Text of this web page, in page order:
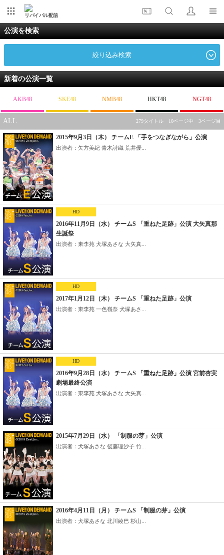
リバイバル配信
公演を検索
絞り込み検索
新着の公演一覧
AKB48 SKE48 NMB48 HKT48 NGT48
ALL 279タイトル 10ページ中 3ページ目
2015年9月3日（木） チームE 「手をつなぎながら」公演
出演者：矢方美紀 青木詩織 荒井優...
HD
2016年11月9日（水） チームS 「重ねた足跡」公演 大矢真那
生誕祭
出演者：東李苑 犬塚あさな 大矢真...
HD
2017年1月12日（木） チームS 「重ねた足跡」公演
出演者：東李苑 一色嶺奈 犬塚あさ...
HD
2016年9月28日（水） チームS 「重ねた足跡」公演 宮前杏実
劇場最終公演
出演者：東李苑 犬塚あさな 大矢真...
2015年7月29日（水） 「制服の芽」公演
出演者：犬塚あさな 後藤理沙子 竹...
2016年4月11日（月） チームS 「制服の芽」公演
出演者：犬塚あさな 北川綾巴 杉山...